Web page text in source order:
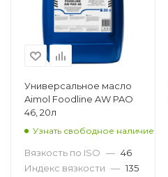
Универсальное масло
Aimol Foodline AW PAO
46, 20л
Узнать свободное наличие
Вязкость по ISO — 46
Индекс вязкости — 135